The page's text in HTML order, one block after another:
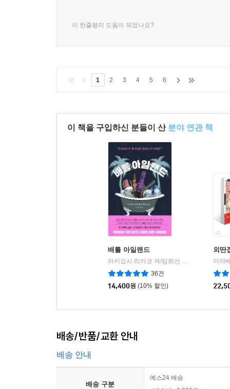
이 한줄평이 도움이 되었나요?
1 2 3 4 5 6
이 책을 구입하신 분들이 산 분야 연관 책
배틀 아일랜드
아키요시 리카코 저/임희선 역
하빌리스
36건
14,400원 (10% 할인)
외딴
미야
배송/반품/교환 안내
배송 안내
배송 구분
예스24 배송